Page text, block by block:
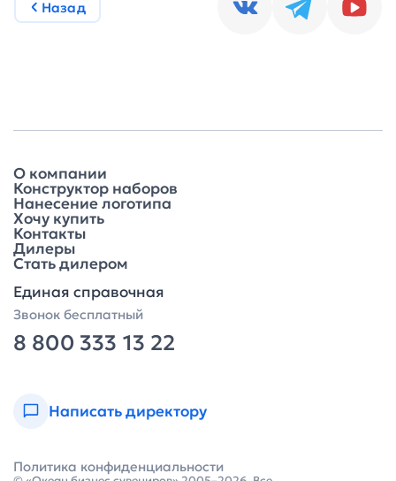
Назад
О компании
Конструктор наборов
Нанесение логотипа
Хочу купить
Контакты
Дилеры
Стать дилером
Единая справочная
Звонок бесплатный
8 800 333 13 22
Написать директору
Политика конфиденциальности